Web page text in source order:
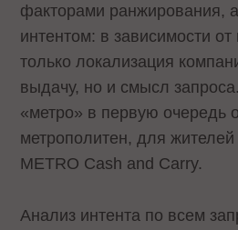
факторами ранжирования,
интентом: в зависимости
только локализация
выдачу, но и смысл
«метро» в первую очередь
метрополитен, для
METRO Cash and Carry.
Анализ интента по всем